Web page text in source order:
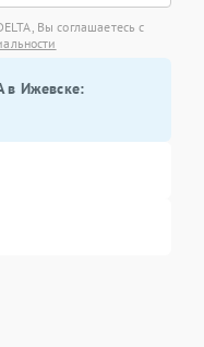
Вы соглашаетесь с
в Ижевске: